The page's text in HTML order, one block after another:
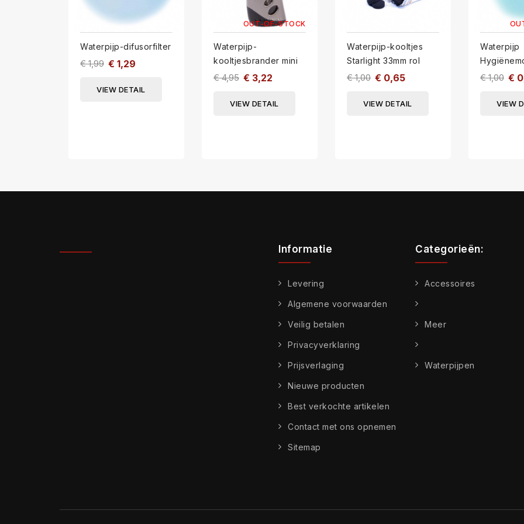
Waterpijp-difusorfilter
€ 1,99 € 1,29
VIEW DETAIL
OUT-OF-STOCK
Waterpijp-
kooltjesbrander mini
€ 4,95 € 3,22
VIEW DETAIL
Waterpijp-kooltjes
Starlight 33mm rol
€ 1,00 € 0,65
VIEW DETAIL
Waterpijp
HM1-10
€ 1,00 €
VIEW
Informatie
Levering
Algemene voorwaarden
Veilig betalen
Privacyverklaring
Prijsverlaging
Nieuwe producten
Best verkochte artikelen
Contact met ons opnemen
Sitemap
Categorieën:
Accessoires
Meer
Waterpijpen